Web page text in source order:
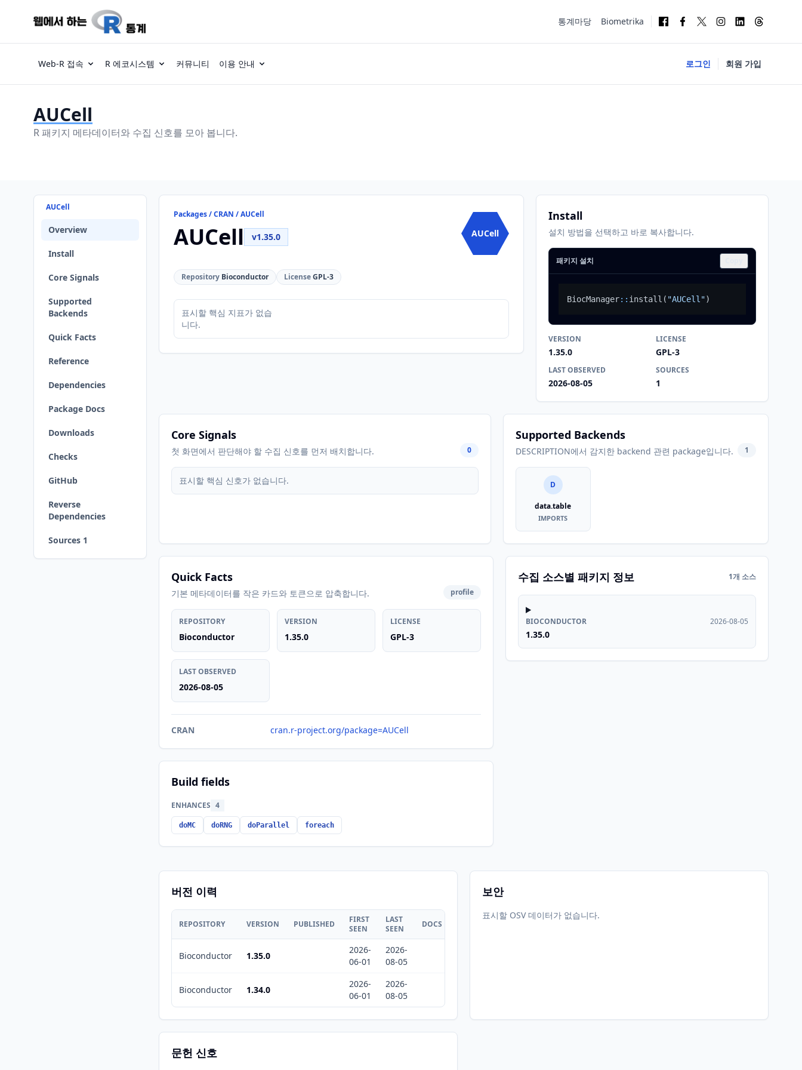
통계마당 Biometrika
Web-R 접속 R 에코시스템 커뮤니티 이용 안내 로그인 회원 가입
AUCell
R 패키지 메타데이터와 수집 신호를 모아 봅니다.
AUCell
Overview
Install
Core Signals
Supported
Backends
Quick Facts
Reference
Dependencies
Package Docs
Downloads
Checks
GitHub
Reverse
Dependencies
Sources 1
Packages / CRAN / AUCell
AUCell v1.35.0 AUCell
Repository Bioconductor LicenseGPL-3
표시할 핵심 지표가 없습
니다.
Install
설치 방법을 선택하고 바로 복사합니다.
패키지 설치
BiocManager:: install ( "AUCell")
VERSION
1.35.0
LICENSE
GPL-3
LAST OBSERVED
2026-08-05
SOURCES
1
Core Signals
첫 화면에서 판단해야 할 수집 신호를 먼저 배치합니다. 0
표시할 핵심 신호가 없습니다.
Supported Backends
DESCRIPTION에서 감지한 backend 관련 package입니다. 1
D
data.table
IMPORTS
Quick Facts
기본 메타데이터를 작은 카드와 토큰으로 압축합니다. profile
REPOSITORY
Bioconductor
VERSION
1.35.0
LICENSE
GPL-3
LAST OBSERVED
2026-08-05
CRAN cran.r-project.org/package=AUCell
Build fields
ENHANCES 4
doMC doRNG doParallel foreach
수집 소스별 패키지 정보 1개 소스
BIOCONDUCTOR
1.35.0
2026-08-05
버전 이력
REPOSITORY VERSION PUBLISHED
FIRST
SEEN
LAST
SEEN
DOCS
Bioconductor 1.35.0
2026-
06-01
2026-
08-05
Bioconductor 1.34.0
2026-
06-01
2026-
08-05
보안
표시할 OSV 데이터가 없습니다.
문헌 신호